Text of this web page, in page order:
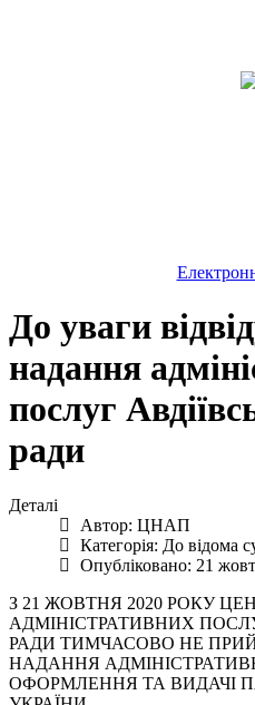
До уваги
надання
послуг
ради
Деталі
Автор: ЦНАП
Категорія: До відома
Опубліковано: 21
З 21 ЖОВТНЯ 2020 РОКУ
АДМІНІСТРАТИВНИХ
РАДИ ТИМЧАСОВО НЕ
НАДАННЯ
ОФОРМЛЕННЯ ТА ВИДАЧІ